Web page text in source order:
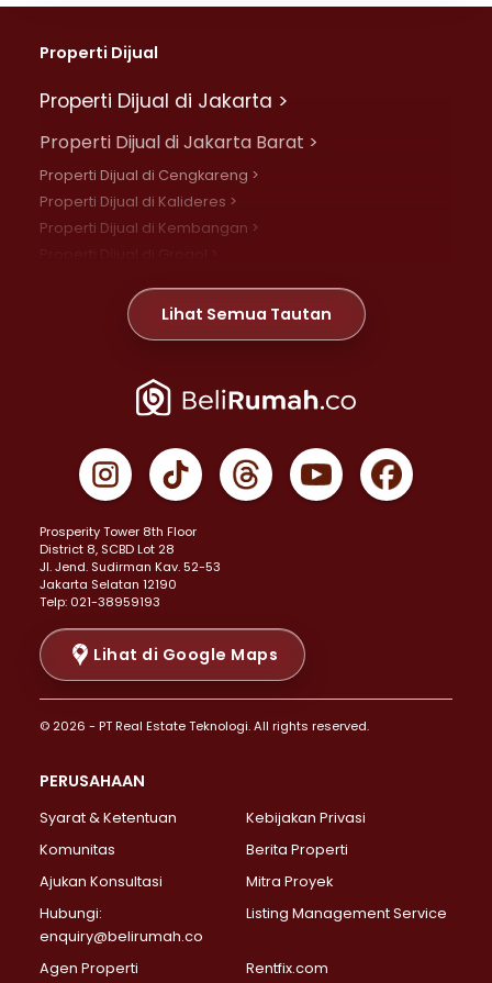
Properti Dijual
Properti Dijual di Jakarta >
Properti Dijual di Jakarta Barat >
Properti Dijual di Cengkareng >
Properti Dijual di Kalideres >
Properti Dijual di Kembangan >
Properti Dijual di Meruya >
Properti Dijual di Jelambar >
Properti Dijual di Jakarta Pusat >
Properti Dijual di Gambir >
Properti Dijual di Johar Baru >
Properti Dijual di Menteng >
Properti Dijual di Senen >
Properti Dijual di Tanah Abang >
Properti Dijual di Cikini >
Properti Dijual di Kramat >
Properti Dijual di Pasar Baru >
Properti Dijual di Bendungan Hilir >
Properti Dijual di Jakarta Selatan >
Properti Dijual di Lebak Bulus >
Properti Dijual di Gandaria Selatan >
Properti Dijual di Pondok Labu >
Properti Dijual di Lenteng Agung >
Properti Dijual di Senayan >
Properti Dijual di Pondok Pinang >
Lihat Semua Tautan
Prosperity Tower 8th Floor
District 8, SCBD Lot 28
JI. Jend. Sudirman Kav. 52-53
Jakarta Selatan 12190
Telp: 021-38959193
Lihat di Google Maps
© 2026 - PT Real Estate Teknologi. All rights reserved.
PERUSAHAAN
Syarat & Ketentuan
Kebijakan Privasi
Komunitas
Berita Properti
Ajukan Konsultasi
Mitra Proyek
Hubungi:
enquiry@belirumah.co
Listing Management Service
Agen Properti Rentfix.com